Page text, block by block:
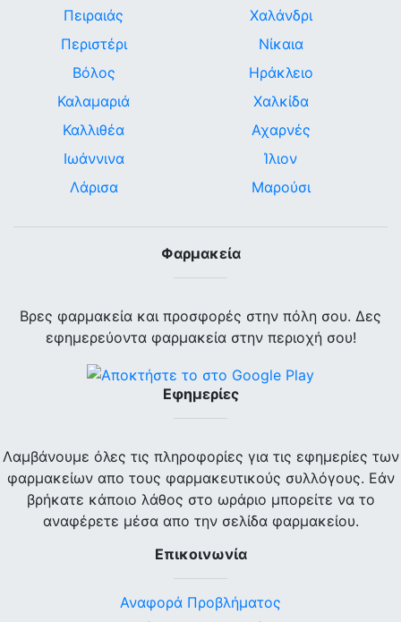
Πειραιάς
Περιστέρι
Βόλος
Καλαμαριά
Καλλιθέα
Ιωάννινα
Λάρισα
Χαλάνδρι
Νίκαια
Ηράκλειο
Χαλκίδα
Αχαρνές
Ίλιον
Μαρούσι
Φαρμακεία
Βρες φαρμακεία και προσφορές στην πόλη σου. Δες
εφημερεύοντα φαρμακεία στην περιοχή σου!
Εφημερίες
Λαμβάνουμε όλες τις πληροφορίες για τις εφημερίες των
φαρμακείων απο τους φαρμακευτικούς συλλόγους. Εάν
βρήκατε κάποιο λάθος στο ωράριο μπορείτε να το
αναφέρετε μέσα απο την σελίδα φαρμακείου.
Επικοινωνία
Αναφορά Προβλήματος